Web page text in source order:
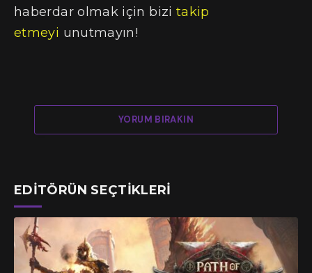
haberdar olmak için bizi takip
etmeyi unutmayın!
YORUM BIRAKIN
EDITÖRÜN SEÇTIKLERI